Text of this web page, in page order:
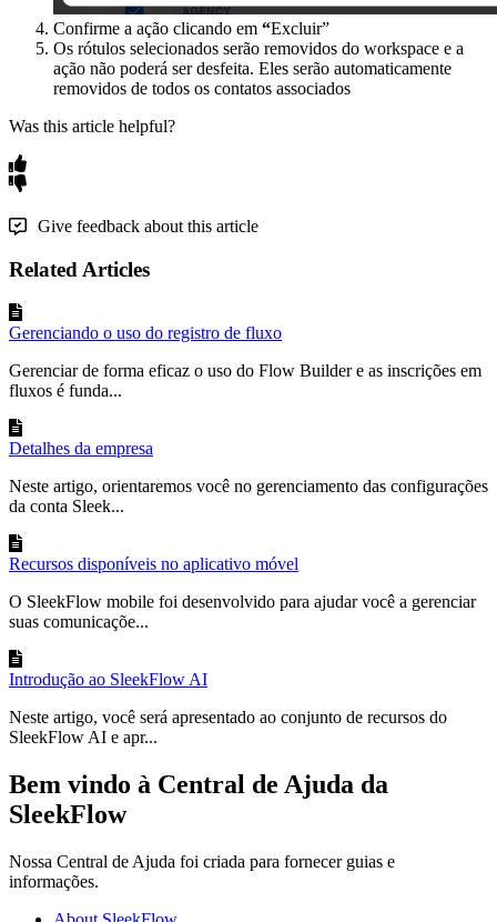
Confirme a ação clicando em “Excluir”
Os rótulos selecionados serão removidos do workspace e a
ação não poderá ser desfeita. Eles serão automaticamente
removidos de todos os contatos associados
Was this article helpful?
Give feedback about this article
Related Articles
Gerenciando o uso do registro de fluxo
Gerenciar de forma eficaz o uso do Flow Builder e as inscrições em
fluxos é funda...
Detalhes da empresa
Neste artigo, orientaremos você no gerenciamento das configurações
da conta Sleek...
Recursos disponíveis no aplicativo móvel
O SleekFlow mobile foi desenvolvido para ajudar você a gerenciar
suas comunicaçõe...
Introdução ao SleekFlow AI
Neste artigo, você será apresentado ao conjunto de recursos do
SleekFlow AI e apr...
Bem vindo à Central de Ajuda da
SleekFlow
Nossa Central de Ajuda foi criada para fornecer guias e
informações.